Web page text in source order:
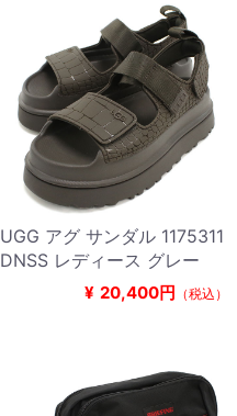
UGG アグ サンダル 1175311
DNSS レディース グレー
¥ 20,400円 （税込）